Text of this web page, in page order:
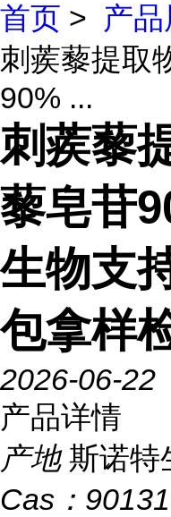
首页 > 产
刺蒺藜提取
90% ...
刺蒺藜
藜皂苷
生物支
包拿样
2026-06-22
产品详情
产地 斯诺特
Cas：